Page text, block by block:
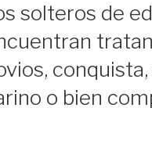
solteros de
o bien